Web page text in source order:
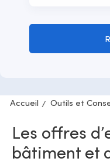
Accueil Outils et
Les offres
bâtiment et